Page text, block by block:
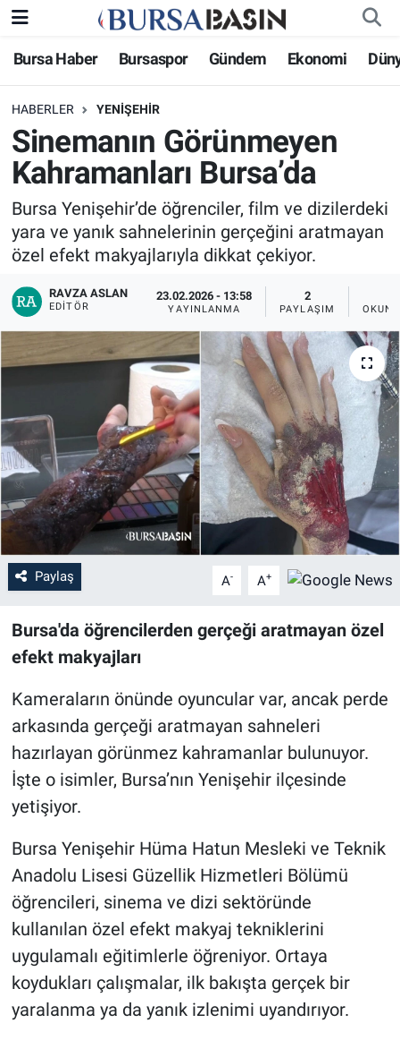
Bursa Haber Bursaspor Gündem Ekonomi
HABERLER YENIŞEHIR
Sinemanın Görünmeyen
Kahramanları Bursa’da
Bursa Yenişehir’de öğrenciler, film ve dizilerdeki
yara ve yanık sahnelerinin gerçeğini aratmayan
özel efekt makyajlarıyla dikkat çekiyor.
RAVZA ASLAN
EDITÖR
23.02.2026 - 13:58
YAYINLANMA
2
PAYLAŞIM
Paylaş A- A+
Bursa'da öğrencilerden gerçeği aratmayan özel
efekt makyajları
Kameraların önünde oyuncular var, ancak perde
arkasında gerçeği aratmayan sahneleri
hazırlayan görünmez kahramanlar bulunuyor.
İşte o isimler, Bursa’nın Yenişehir ilçesinde
yetişiyor.
Bursa Yenişehir Hüma Hatun Mesleki ve Teknik
Anadolu Lisesi Güzellik Hizmetleri Bölümü
öğrencileri, sinema ve dizi sektöründe
kullanılan özel efekt makyaj tekniklerini
uygulamalı eğitimlerle öğreniyor. Ortaya
koydukları çalışmalar, ilk bakışta gerçek bir
yaralanma ya da yanık izlenimi uyandırıyor.
Bursa Haber
Genel
Politika
Bilim, Teknoloji
KÜLTÜR-SANAT
Yerel
Bursaspor
Sağlık
Eğitim
Ekonomi
Dünya
Magazin
Siyaset
Yaşam
Spor
Nöbetçi Eczaneler
Bursa Nöbetçi Eczaneler
Bursa Hava Durumu
Bursa Namaz Vakitleri
Bursa Trafik Yoğunluk Haritası
Süper Lig Puan Durumu ve Fikstür
Tüm Manşetler
Son Dakika Haberleri
Haber Arşivi